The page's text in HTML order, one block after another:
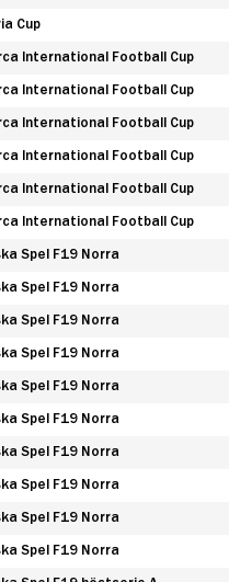
Cup
International Football Cup
International Football Cup
International Football Cup
International Football Cup
International Football Cup
International Football Cup
Spel F19 Norra
Spel F19 Norra
Spel F19 Norra
Spel F19 Norra
Spel F19 Norra
Spel F19 Norra
Spel F19 Norra
Spel F19 Norra
Spel F19 Norra
Spel F19 Norra